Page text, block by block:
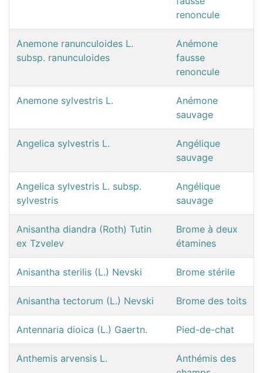
renoncule
Anemone ranunculoides L.
subsp. ranunculoides
Anémone
fausse
renoncule
Anemone sylvestris L.
Anémone
sauvage
Angelica sylvestris L.
Angélique
sauvage
Angelica sylvestris L. subsp.
sylvestris
Angélique
sauvage
Anisantha diandra (Roth) Tutin
ex Tzvelev
Brome à deux
étamines
Anisantha sterilis (L.) Nevski Brome stérile
Anisantha tectorum (L.) Nevski Brome des toits
Antennaria dioica (L.) Gaertn. Pied-de-chat
Anthemis arvensis L.
Anthémis des